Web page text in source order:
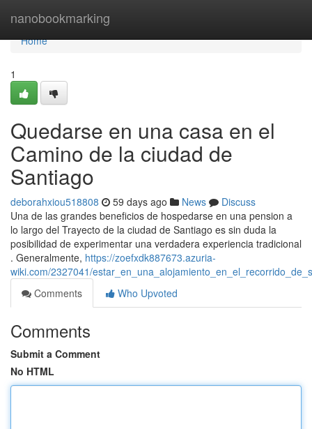
nanobookmarking
Home
Home
1
Quedarse en una casa en el
Camino de la ciudad de
Santiago
deborahxiou518808 59 days ago News
Discuss
Una de las grandes beneficios de hospedarse en una pension a
lo largo del Trayecto de la ciudad de Santiago es sin duda la
posibilidad de experimentar una verdadera experiencia tradicional
. Generalmente, https://zoefxdk887673.azuria-
wiki.com/2327041/
Comments
Who Upvoted
Comments
Submit a Comment
No HTML